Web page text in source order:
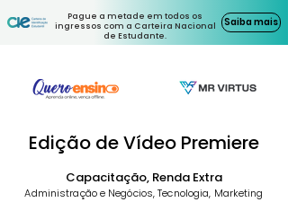
Pague a metade em todos os
ingressos com a Carteira Nacional
de Estudante.
Saiba mais
Edição de Vídeo Premiere
Capacitação, Renda Extra
Administração e Negócios, Tecnologia, Marketing